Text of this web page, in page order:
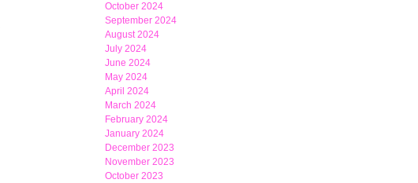
October 2024
September 2024
August 2024
July 2024
June 2024
May 2024
April 2024
March 2024
February 2024
January 2024
December 2023
November 2023
October 2023